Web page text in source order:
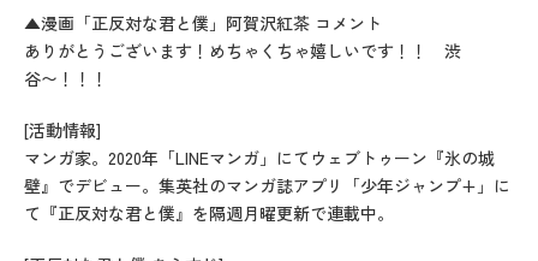
▲漫画「正反対な君と僕」阿賀沢紅茶 コメント
ありがとうございます！めちゃくちゃ嬉しいです！！ 渋
谷〜！！！
[活動情報]
マンガ家。2020年「LINEマンガ」にてウェブトゥーン『氷の城
壁』でデビュー。集英社のマンガ誌アプリ「少年ジャンプ+」に
て『正反対な君と僕』を隔週月曜更新で連載中。